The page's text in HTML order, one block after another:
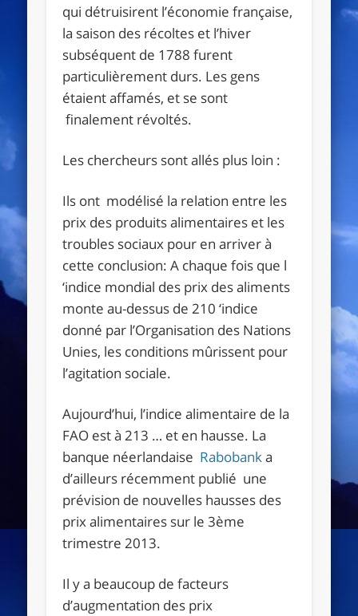
qui détruisirent l’économie française,
la saison des récoltes et l’hiver
subséquent de 1788 furent
particulièrement durs. Les gens
étaient affamés, et se sont
finalement révoltés.
Les chercheurs sont allés plus loin :
Ils ont modélisé la relation entre les
prix des produits alimentaires et les
troubles sociaux pour en arriver à
cette conclusion: A chaque fois que l
‘indice mondial des prix des aliments
monte au-dessus de 210 ‘indice
donné par l’Organisation des Nations
Unies, les conditions mûrissent pour
l’agitation sociale.
Aujourd’hui, l’indice alimentaire de la
FAO est à 213 … et en hausse. La
banque néerlandaise Rabobanka
d’ailleurs récemment publié une
prévision de nouvelles hausses des
prix alimentaires sur ​​le 3ème
trimestre 2013.
Il y a beaucoup de facteurs
d’augmentation des prix